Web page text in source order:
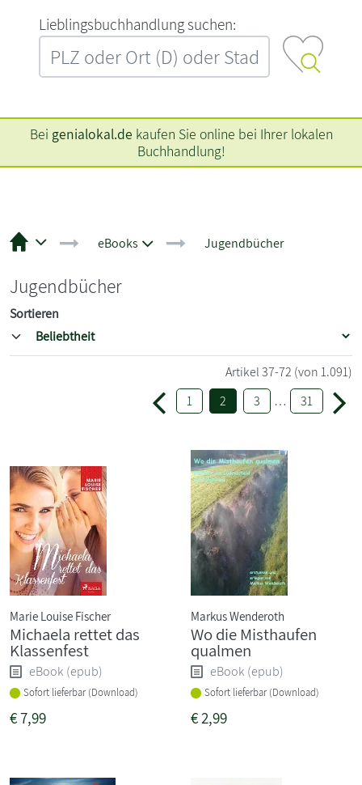
L‍i‍e‍b‍l‍i‍n‍g‍s‍b‍u‍c‍h‍h‍a‍n‍d‍l‍u‍n‍g‍ ‍s‍u‍c‍h‍e‍n‍:‍
Bei genialokal.de kaufen Sie online bei Ihrer lokalen
Buchhandlung!
eBooks Jugendbücher
Jugendbücher
Sortieren
Artikel37-72 (von 1.091)
1
2 3 … 31
Marie Louise Fischer
Michaela rettet das
Klassenfest
eBook (epub)
Sofort lieferbar (Download)
€7,99
Markus Wenderoth
Wo die Misthaufen
qualmen
eBook (epub)
Sofort lieferbar (Download)
€2,99